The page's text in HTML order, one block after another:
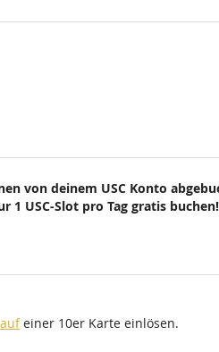
von deinem USC Konto
USC-Slot pro Tag gratis
einer 10er Karte einlösen.